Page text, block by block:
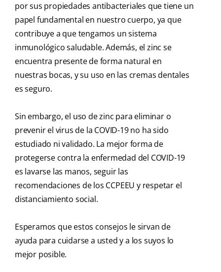
por sus propiedades antibacteriales que tiene un
papel fundamental en nuestro cuerpo, ya que
contribuye a que tengamos un sistema
inmunológico saludable. Además, el zinc se
encuentra presente de forma natural en
nuestras bocas, y su uso en las cremas dentales
es seguro.
Sin embargo, el uso de zinc para eliminar o
prevenir el virus de la COVID-19 no ha sido
estudiado ni validado. La mejor forma de
protegerse contra la enfermedad del COVID-19
es lavarse las manos, seguir las
recomendaciones de los CCPEEU y respetar el
distanciamiento social.
Esperamos que estos consejos le sirvan de
ayuda para cuidarse a usted y a los suyos lo
mejor posible.